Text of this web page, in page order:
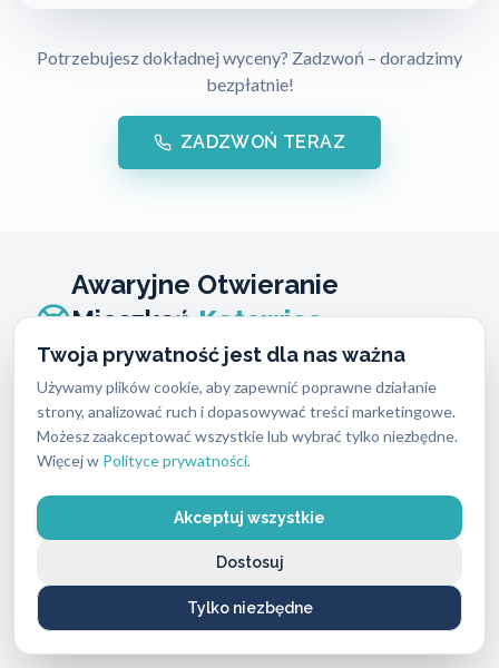
Twoja prywatność jest dla nas ważna
Używamy plików cookie, aby zapewnić poprawne działanie
strony, analizować ruch i dopasowywać treści marketingowe.
Możesz zaakceptować wszystkie lub wybrać tylko niezbędne.
Więcej w Polityce prywatności.
Akceptuj wszystkie
Tylko niezbędne
Dostosuj
Potrzebujesz dokładnej wyceny? Zadzwoń – doradzimy
bezpłatnie!
ZADZWOŃ TERAZ
Awaryjne Otwieranie
MieszkańKatowice
Piotrowice
Zatrzaśnięte drzwi lub zgubione klucze wymagają
natychmiastowej reakcji. Kiedy potrzebujesz
Katowice Piotrowiceto usługa, w której czas
reakcji na zgłoszenie wynosi około 15 minut, a
dojazd realizujemy zwykle w kilkanaście do 30
minut od przyjęcia zgłoszenia. Zadzwoń pod nasz